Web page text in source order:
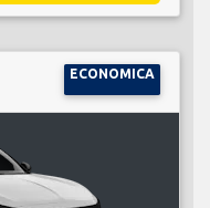
ECONOMICA